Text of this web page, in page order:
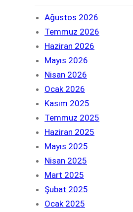
Ağustos 2026
Temmuz 2026
Haziran 2026
Mayıs 2026
Nisan 2026
Ocak 2026
Kasım 2025
Temmuz 2025
Haziran 2025
Mayıs 2025
Nisan 2025
Mart 2025
Şubat 2025
Ocak 2025